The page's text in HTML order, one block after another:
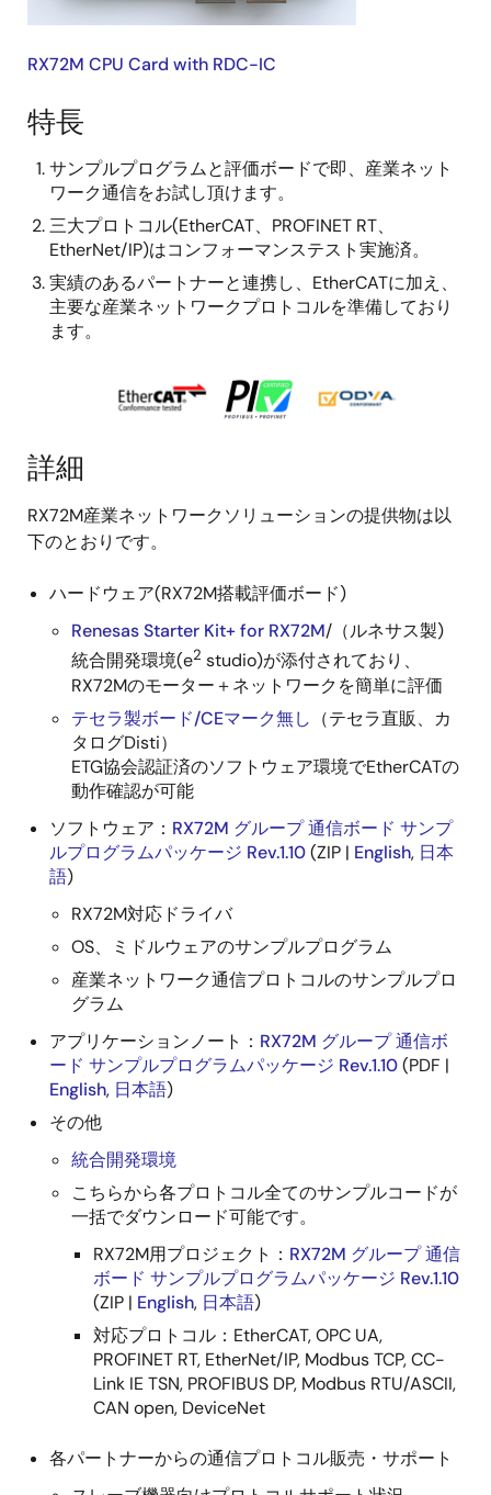
RX72M CPU Card with RDC-IC
特長
サンプルプログラムと評価ボードで即、産業ネット
ワーク通信をお試し頂けます。
三大プロトコル(EtherCAT、PROFINET RT、
EtherNet/IP)はコンフォーマンステスト実施済。
実績のあるパートナーと連携し、EtherCATに加え、
主要な産業ネットワークプロトコルを準備しており
ます。
詳細
RX72M産業ネットワークソリューションの提供物は以
下のとおりです。
ハードウェア(RX72M搭載評価ボード)
Renesas Starter Kit+ for RX72M/（ルネサス製)
統合開発環境(e2 studio)が添付されており、
RX72Mのモーター＋ネットワークを簡単に評価
テセラ製ボード/CEマーク無し （テセラ直販、カ
タログDisti）
ETG協会認証済のソフトウェア環境でEtherCATの
動作確認が可能
ソフトウェア： RX72M グループ 通信ボード サンプ
ルプログラムパッケージ Rev.1.10(ZIP | English, 日本
語)
RX72M対応ドライバ
OS、ミドルウェアのサンプルプログラム
産業ネットワーク通信プロトコルのサンプルプロ
グラム
アプリケーションノート： RX72M グループ 通信ボ
ード サンプルプログラムパッケージ Rev.1.10(PDF |
English, 日本語)
その他
統合開発環境
こちらから各プロトコル全てのサンプルコードが
一括でダウンロード可能です。
RX72M用プロジェクト： RX72M グループ 通信
ボード サンプルプログラムパッケージ Rev.1.10
(ZIP | English, 日本語)
対応プロトコル：EtherCAT, OPC UA,
PROFINET RT, EtherNet/IP, Modbus TCP, CC-
Link IE TSN, PROFIBUS DP, Modbus RTU/ASCII,
CAN open, DeviceNet
各パートナーからの通信プロトコル販売・サポート